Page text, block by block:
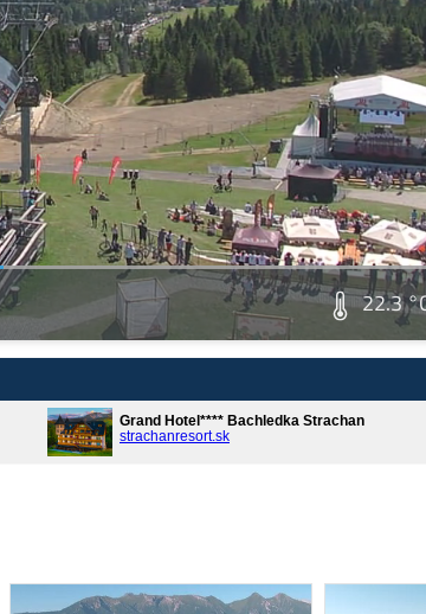
22.3
Grand Hotel**** Bachledka Strachan
strachanresort.sk